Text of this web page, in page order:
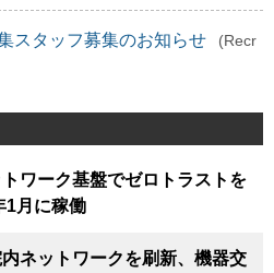
スタッフ募集のお知らせ
(Recr
ワーク基盤でゼロトラストを
1月に稼働
ネットワークを刷新、機器交